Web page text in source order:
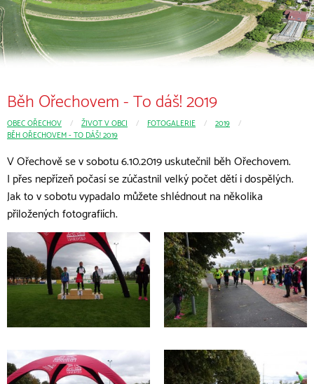
Běh Ořechovem - To dáš! 2019
OBEC OŘECHOV CURRENT:
ŽIVOT V OBCI CURRENT:
FOTOGALERIE CURRENT:
2019
BĚH OŘECHOVEM - TO DÁŠ! 2019
V Ořechově se v sobotu 6.10.2019 usku­tečnil běh Ořechovem.
I přes nepřízeň počasí se zúčastnil velký počet dětí i dospělých.
Jak to v sobotu vypadalo můžete shlédnout na několika
přiložených fotografiích.